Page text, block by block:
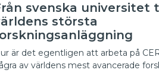
svenska universitet
största
är det egentligen att arbeta på
av världens mest avancerade